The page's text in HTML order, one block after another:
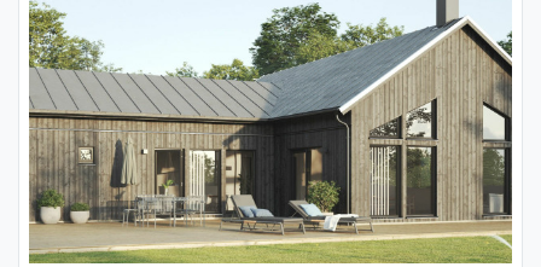
barn-/ungdomsdel med eget allrum, alternativt gaming
room/hemmabio, och en separat föräldrasvit med egen walk-
in-closet och stort badrum.